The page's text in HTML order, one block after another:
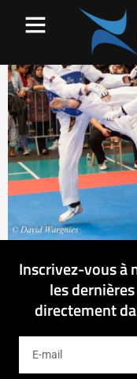
Inscrivez-vous à
les
directement